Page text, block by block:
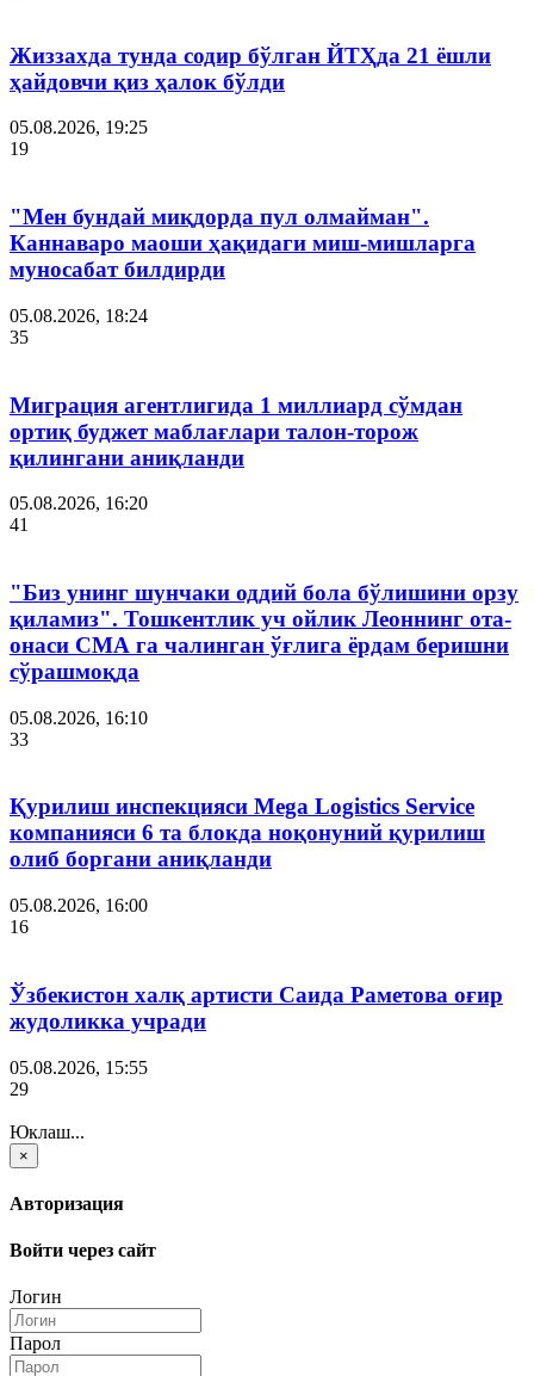
Жиззахда тунда содир бўлган ЙТҲда 21 ёшли
ҳайдовчи қиз ҳалок бўлди
05.08.2026, 19:25
19
"Мен бундай миқдорда пул олмайман".
Каннаваро маоши ҳақидаги миш-мишларга
муносабат билдирди
05.08.2026, 18:24
35
Миграция агентлигида 1 миллиард сўмдан
ортиқ буджет маблағлари талон-торож
қилингани аниқланди
05.08.2026, 16:20
41
"Биз унинг шунчаки оддий бола бўлишини орзу
қиламиз". Тошкентлик уч ойлик Леоннинг ота-
онаси СМА га чалинган ўғлига ёрдам беришни
сўрашмоқда
05.08.2026, 16:10
33
Қурилиш инспекцияси Мega Logistics Service
компанияси 6 та блокда ноқонуний қурилиш
олиб боргани аниқланди
05.08.2026, 16:00
16
Ўзбекистон халқ артисти Саида Раметова оғир
жудоликка учради
05.08.2026, 15:55
29
Юклаш...
×
Авторизация
Войти через сайт
Логин
Парол